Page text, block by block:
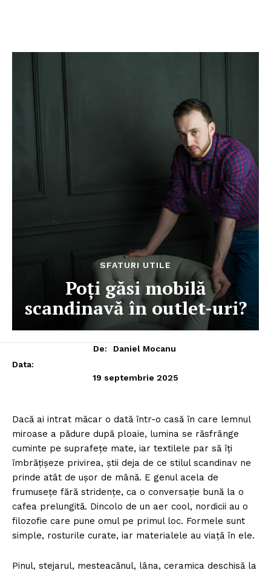
SFATURI UTILE
Poți găsi mobilă
scandinavă în outlet-uri?
De:
Daniel Mocanu
Data:
19 septembrie 2025
Dacă ai intrat măcar o dată într-o casă în care lemnul
miroase a pădure după ploaie, lumina se răsfrânge
cuminte pe suprafețe mate, iar textilele par să îți
îmbrățișeze privirea, știi deja de ce stilul scandinav ne
prinde atât de ușor de mână. E genul acela de
frumusețe fără stridențe, ca o conversație bună la o
cafea prelungită. Dincolo de un aer cool, nordicii au o
filozofie care pune omul pe primul loc. Formele sunt
simple, rosturile curate, iar materialele au viață în ele.
Pinul, stejarul, mesteacănul, lâna, ceramica deschisă la